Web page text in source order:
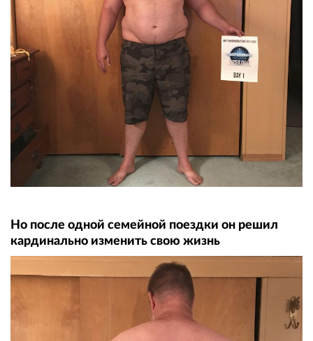
Но после одной семейной поездки он решил
кардинально изменить свою жизнь